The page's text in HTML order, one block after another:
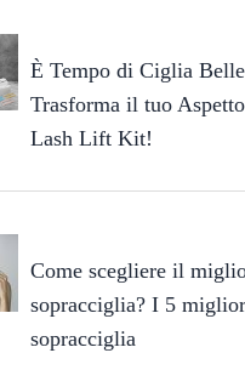
È Tempo di Ciglia
Trasforma il tuo
Lash Lift Kit!
Come scegliere il
sopracciglia? I 5
sopracciglia